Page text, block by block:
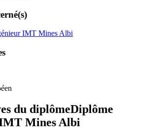
IMT Mines Albi
du diplômeDiplôme
Mines Albi